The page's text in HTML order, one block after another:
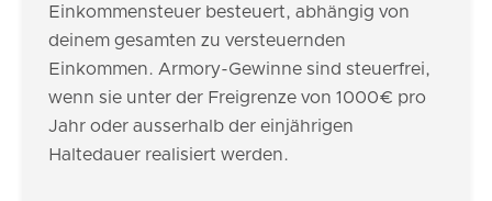
Einkommensteuer besteuert, abhängig von
deinem gesamten zu versteuernden
Einkommen. Armory-Gewinne sind steuerfrei,
wenn sie unter der Freigrenze von 1000€ pro
Jahr oder ausserhalb der einjährigen
Haltedauer realisiert werden.